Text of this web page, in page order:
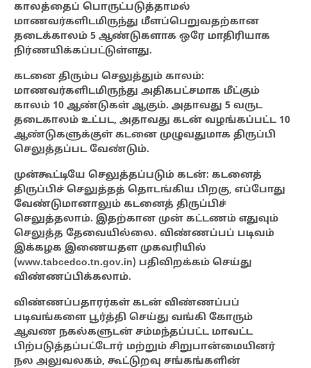
காலத்தைப் பொருட்படுத்தாமல்
மாணவர்களிடமிருந்து மீளப்பெறுவதற்கான
தடைக்காலம் 5 ஆண்டுகளாக ஒரே மாதிரியாக
நிர்ணயிக்கப்பட்டுள்ளது.
கடனை திரும்ப செலுத்தும் காலம்:
மாணவர்களிடமிருந்து அதிகபட்சமாக மீட்கும்
காலம் 10 ஆண்டுகள் ஆகும். அதாவது 5 வருட
தடைகாலம் உட்பட, அதாவது கடன் வழங்கப்பட்ட 10
ஆண்டுகளுக்குள் கடனை முழுவதுமாக திருப்பி
செலுத்தப்பட வேண்டும்.
முன்கூட்டியே செலுத்தப்படும் கடன்: கடனைத்
திருப்பிச் செலுத்தத் தொடங்கிய பிறகு, எப்போது
வேண்டுமானாலும் கடனைத் திருப்பிச்
செலுத்தலாம். இதற்கான முன் கட்டணம் எதுவும்
செலுத்த தேவையில்லை. விண்ணப்பப் படிவம்
இக்கழக இணையதள முகவரியில்
(www.tabcedco.tn.gov.in) பதிவிறக்கம் செய்து
விண்ணப்பிக்கலாம்.
விண்ணப்பதாரர்கள் கடன் விண்ணப்பப்
படிவங்களை பூர்த்தி செய்து வங்கி கோரும்
ஆவண நகல்களுடன் சம்மந்தப்பட்ட மாவட்ட
பிற்படுத்தப்பட்டோர் மற்றும் சிறுபான்மையினர்
நல அலுவலகம், கூட்டுறவு சங்கங்களின்